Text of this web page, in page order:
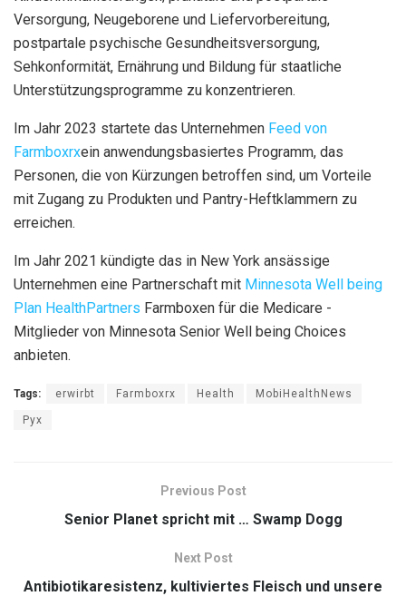
Versorgung, Neugeborene und Liefervorbereitung,
postpartale psychische Gesundheitsversorgung,
Sehkonformität, Ernährung und Bildung für staatliche
Unterstützungsprogramme zu konzentrieren.
Im Jahr 2023 startete das Unternehmen Feed von
Farmboxrxein anwendungsbasiertes Programm, das
Personen, die von Kürzungen betroffen sind, um Vorteile
mit Zugang zu Produkten und Pantry-Heftklammern zu
erreichen.
Im Jahr 2021 kündigte das in New York ansässige
Unternehmen eine Partnerschaft mit Minnesota Well being
Plan HealthPartners Farmboxen für die Medicare -
Mitglieder von Minnesota Senior Well being Choices
anbieten.
Tags: erwirbt Farmboxrx Health MobiHealthNews
Pyx
Previous Post
Senior Planet spricht mit … Swamp Dogg
Next Post
Antibiotikaresistenz, kultiviertes Fleisch und unsere